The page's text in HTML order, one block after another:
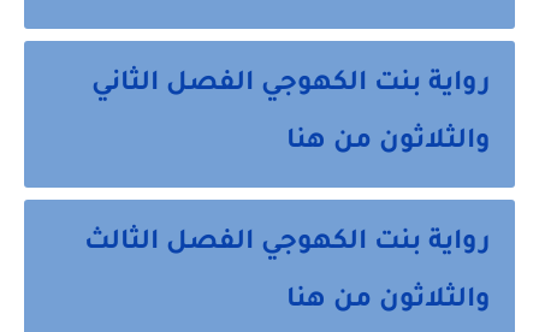
رواية بنت الكهوجي الفصل الثاني
والثلاثون من هنا
رواية بنت الكهوجي الفصل الثالث
والثلاثون من هنا